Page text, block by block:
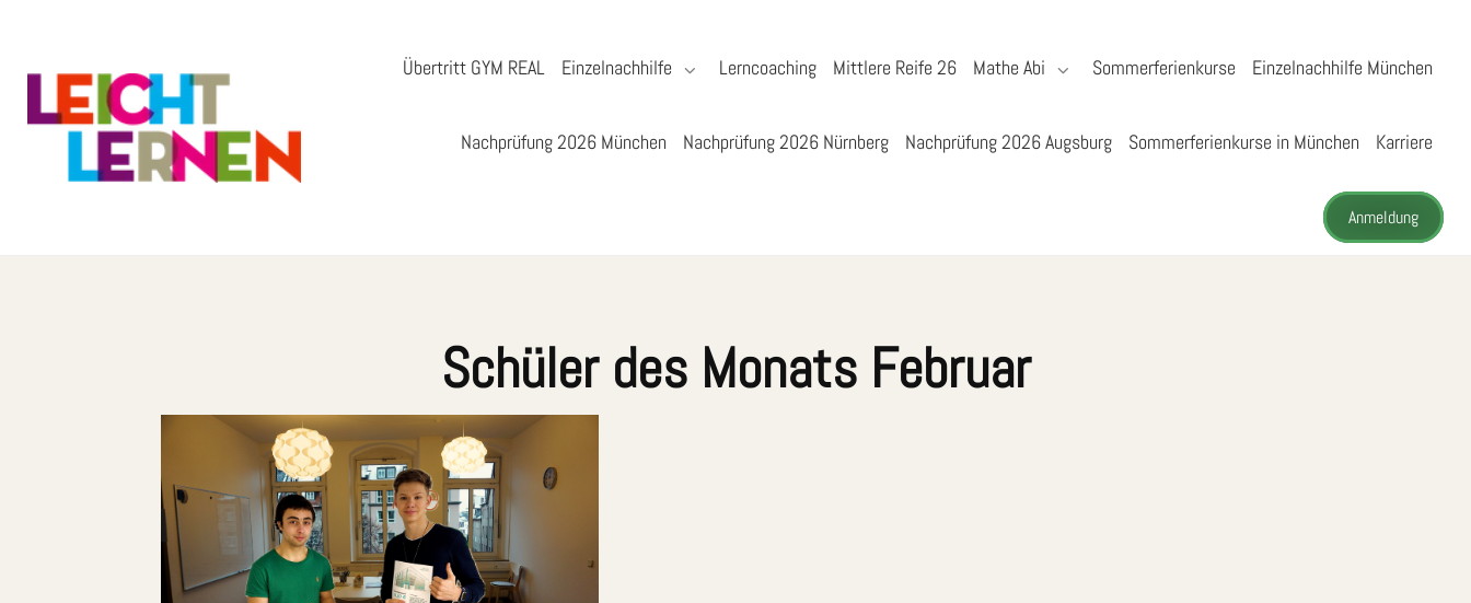
Übertritt GYM REAL Einzelnachhilfe Lerncoaching Mittlere Reife 26 Mathe Abi Sommerferienkurse Einzelnachhilfe München
Nachprüfung 2026 München Nachprüfung 2026 Nürnberg Nachprüfung 2026 Augsburg Sommerferienkurse in München Karriere
Anmeldung
Schüler des Monats Februar